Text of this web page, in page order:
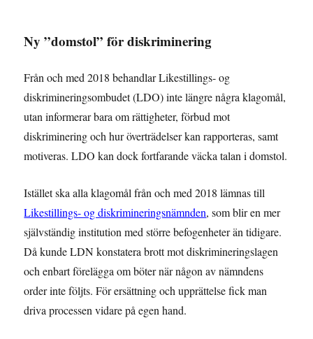
Ny ”domstol” för diskriminering
Från och med 2018 behandlar Likestillings- og
diskrimineringsombudet (LDO) inte längre några klagomål,
utan informerar bara om rättigheter, förbud mot
diskriminering och hur överträdelser kan rapporteras, samt
motiveras. LDO kan dock fortfarande väcka talan i domstol.
Istället ska alla klagomål från och med 2018 lämnas till
Likestillings- og diskrimineringsnämnden, som blir en mer
självständig institution med större befogenheter än tidigare.
Då kunde LDN konstatera brott mot diskrimineringslagen
och enbart förelägga om böter när någon av nämndens
order inte följts. För ersättning och upprättelse fick man
driva processen vidare på egen hand.